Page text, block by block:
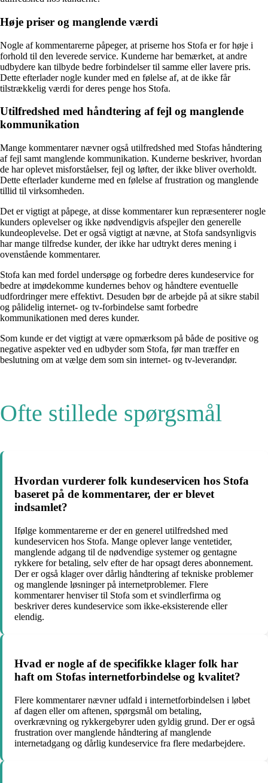
Høje priser og manglende værdi
Nogle af kommentarerne påpeger, at priserne hos Stofa er for høje i
forhold til den leverede service. Kunderne har bemærket, at andre
udbydere kan tilbyde bedre forbindelser til samme eller lavere pris.
Dette efterlader nogle kunder med en følelse af, at de ikke får
tilstrækkelig værdi for deres penge hos Stofa.
Utilfredshed med håndtering af fejl og manglende
kommunikation
Mange kommentarer nævner også utilfredshed med Stofas håndtering
af fejl samt manglende kommunikation. Kunderne beskriver, hvordan
de har oplevet misforståelser, fejl og løfter, der ikke bliver overholdt.
Dette efterlader kunderne med en følelse af frustration og manglende
tillid til virksomheden.
Det er vigtigt at påpege, at disse kommentarer kun repræsenterer nogle
kunders oplevelser og ikke nødvendigvis afspejler den generelle
kundeoplevelse. Det er også vigtigt at nævne, at Stofa sandsynligvis
har mange tilfredse kunder, der ikke har udtrykt deres mening i
ovenstående kommentarer.
Stofa kan med fordel undersøge og forbedre deres kundeservice for
bedre at imødekomme kundernes behov og håndtere eventuelle
udfordringer mere effektivt. Desuden bør de arbejde på at sikre stabil
og pålidelig internet- og tv-forbindelse samt forbedre
kommunikationen med deres kunder.
Som kunde er det vigtigt at være opmærksom på både de positive og
negative aspekter ved en udbyder som Stofa, før man træffer en
beslutning om at vælge dem som sin internet- og tv-leverandør.
Ofte stillede spørgsmål
Hvordan vurderer folk kundeservicen hos Stofa
baseret på de kommentarer, der er blevet
indsamlet?
Ifølge kommentarerne er der en generel utilfredshed med
kundeservicen hos Stofa. Mange oplever lange ventetider,
manglende adgang til de nødvendige systemer og gentagne
rykkere for betaling, selv efter de har opsagt deres abonnement.
Der er også klager over dårlig håndtering af tekniske problemer
og manglende løsninger på internetproblemer. Flere
kommentarer henviser til Stofa som et svindlerfirma og
beskriver deres kundeservice som ikke-eksisterende eller
elendig.
Hvad er nogle af de specifikke klager folk har
haft om Stofas internetforbindelse og kvalitet?
Flere kommentarer nævner udfald i internetforbindelsen i løbet
af dagen eller om aftenen, spørgsmål om betaling,
overkrævning og rykkergebyrer uden gyldig grund. Der er også
frustration over manglende håndtering af manglende
internetadgang og dårlig kundeservice fra flere medarbejdere.